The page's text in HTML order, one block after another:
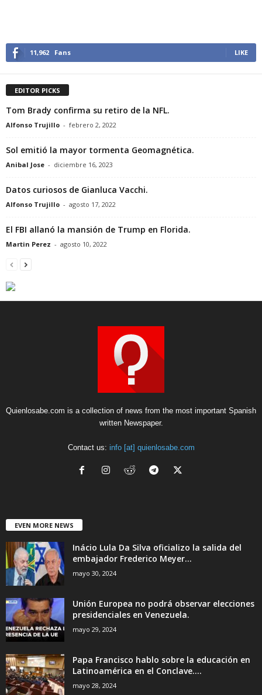
11,962 Fans LIKE
EDITOR PICKS
Tom Brady confirma su retiro de la NFL.
Alfonso Trujillo - febrero 2, 2022
Sol emitió la mayor tormenta Geomagnética.
Anibal Jose - diciembre 16, 2023
Datos curiosos de Gianluca Vacchi.
Alfonso Trujillo - agosto 17, 2022
El FBI allanó la mansión de Trump en Florida.
Martin Perez - agosto 10, 2022
Quienlosabe.com is a collection of news from the most important Spanish
written Newspaper.
Contact us: info [at] quienlosabe.com
EVEN MORE NEWS
Inácio Lula Da Silva oficializo la salida del
embajador Frederico Meyer...
mayo 30, 2024
Unión Europea no podrá observar elecciones
presidenciales en Venezuela.
mayo 29, 2024
Papa Francisco hablo sobre la educación en
Latinoamérica en el Conclave....
mayo 28, 2024